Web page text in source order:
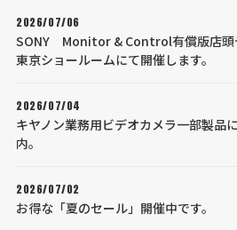
2026/07/06
SONY Monitor & Control有償版店頭
東京ショールームにて開催します。
2026/07/04
キヤノン業務用ビデオカメラ一部製品
内。
2026/07/02
お得な「夏のセール」開催中です。